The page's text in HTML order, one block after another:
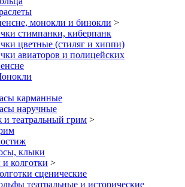
монокли и бинокли >
стимпанки, киберпанк
цветные (стиляг и хиппи)
авиаторов и полицейских
карманные
наручные
театральный грим >
клыки
колготки >
сценические
театральные и исторические